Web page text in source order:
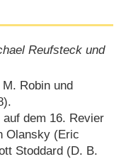
Reufsteck und
Robin und
dem 16. Revier
Olansky (Eric
Stoddard (D. B.